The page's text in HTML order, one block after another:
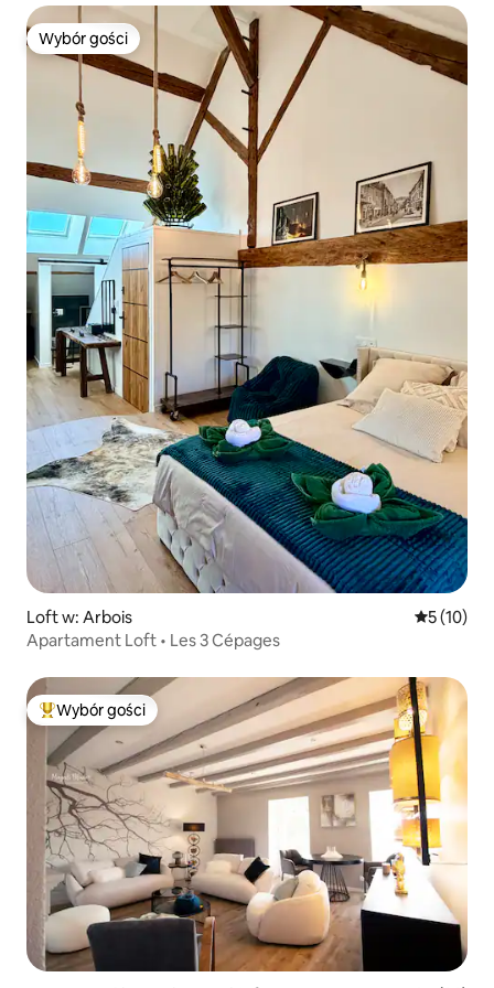
Wybór gości
Wybór gości
Loft w: Arbois Średnia
5 (10)
Apartament Loft • Les 3 Cépages
Najpopularniejsze z kategorii Wybór gości
Wybór gości